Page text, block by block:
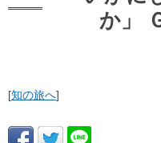
か」
[知の旅へ]